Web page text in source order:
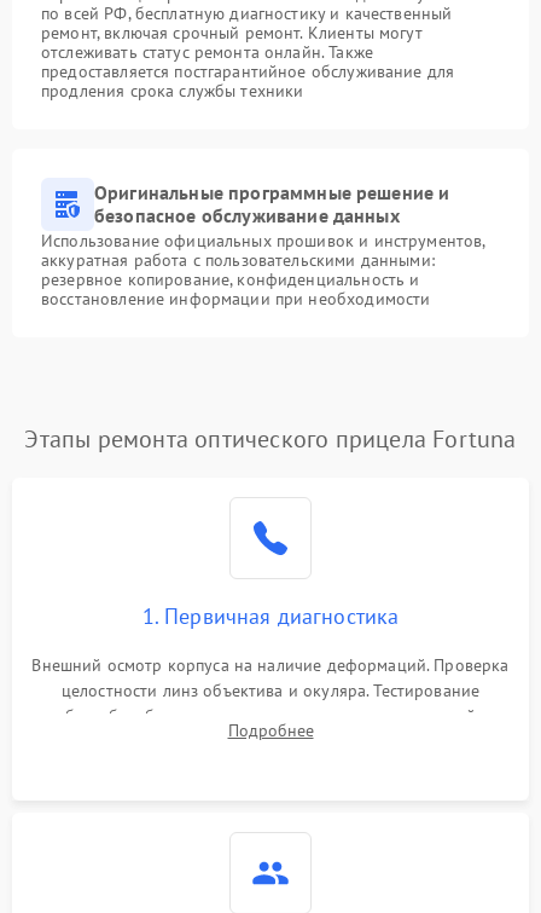
по всей РФ, бесплатную диагностику и качественный
ремонт, включая срочный ремонт. Клиенты могут
отслеживать статус ремонта онлайн. Также
предоставляется постгарантийное обслуживание для
продления срока службы техники
Оригинальные программные решение и
безопасное обслуживание данных
Использование официальных прошивок и инструментов,
аккуратная работа с пользовательскими данными:
резервное копирование, конфиденциальность и
восстановление информации при необходимости
Этапы ремонта оптического прицела Fortuna
1. Первичная диагностика
Внешний осмотр корпуса на наличие деформаций. Проверка
целостности линз объектива и окуляра. Тестирование
работы барабанчиков ввода поправок, кольца отстройки
параллакса и зума. Выявление сколов, внутренних
Подробнее